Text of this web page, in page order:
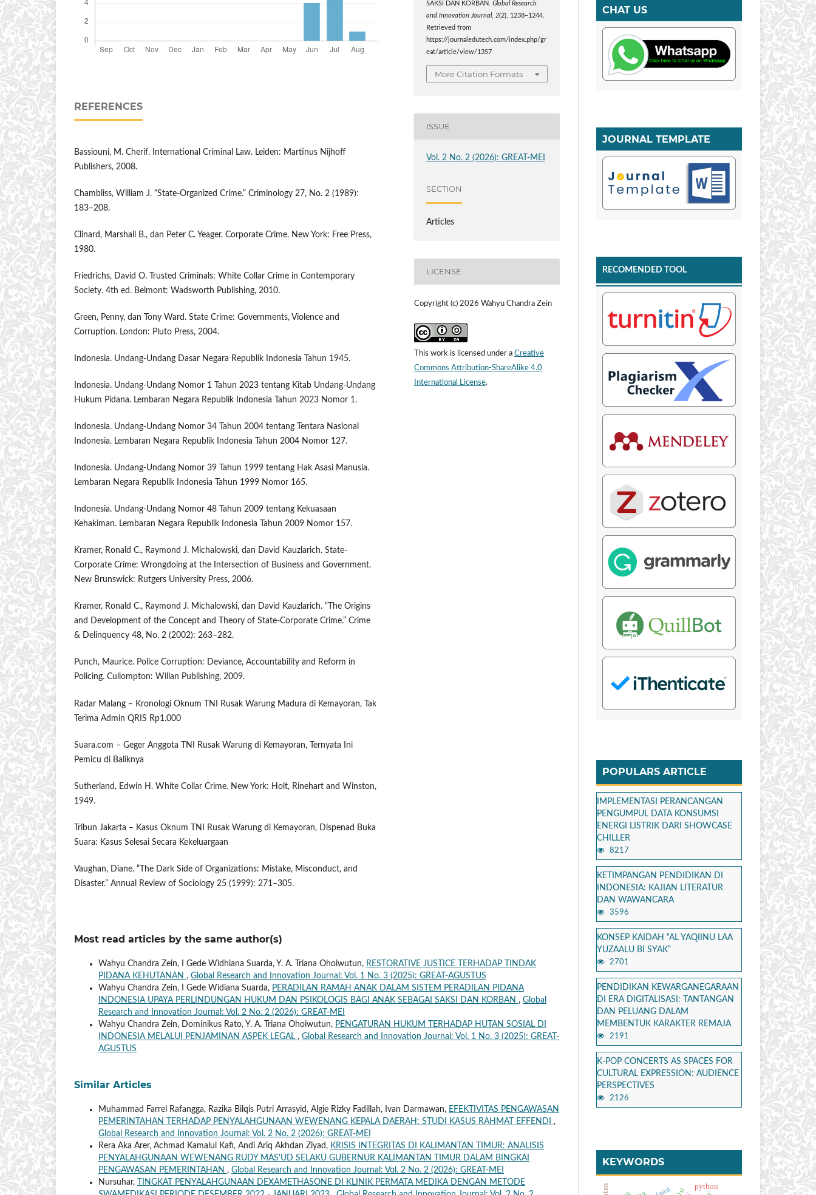
REFERENCES
Bassiouni, M. Cherif. International Criminal Law. Leiden: Martinus Nijhoff
Publishers, 2008.
Chambliss, William J. “State-Organized Crime.” Criminology 27, No. 2 (1989):
183–208.
Clinard, Marshall B., dan Peter C. Yeager. Corporate Crime. New York: Free Press,
1980.
Friedrichs, David O. Trusted Criminals: White Collar Crime in Contemporary
Society. 4th ed. Belmont: Wadsworth Publishing, 2010.
Green, Penny, dan Tony Ward. State Crime: Governments, Violence and
Corruption. London: Pluto Press, 2004.
Indonesia. Undang-Undang Dasar Negara Republik Indonesia Tahun 1945.
Indonesia. Undang-Undang Nomor 1 Tahun 2023 tentang Kitab Undang-Undang
Hukum Pidana. Lembaran Negara Republik Indonesia Tahun 2023 Nomor 1.
Indonesia. Undang-Undang Nomor 34 Tahun 2004 tentang Tentara Nasional
Indonesia. Lembaran Negara Republik Indonesia Tahun 2004 Nomor 127.
Indonesia. Undang-Undang Nomor 39 Tahun 1999 tentang Hak Asasi Manusia.
Lembaran Negara Republik Indonesia Tahun 1999 Nomor 165.
Indonesia. Undang-Undang Nomor 48 Tahun 2009 tentang Kekuasaan
Kehakiman. Lembaran Negara Republik Indonesia Tahun 2009 Nomor 157.
Kramer, Ronald C., Raymond J. Michalowski, dan David Kauzlarich. State-
Corporate Crime: Wrongdoing at the Intersection of Business and Government.
New Brunswick: Rutgers University Press, 2006.
Kramer, Ronald C., Raymond J. Michalowski, dan David Kauzlarich. “The Origins
and Development of the Concept and Theory of State-Corporate Crime.” Crime
& Delinquency 48, No. 2 (2002): 263–282.
Punch, Maurice. Police Corruption: Deviance, Accountability and Reform in
Policing. Cullompton: Willan Publishing, 2009.
Radar Malang – Kronologi Oknum TNI Rusak Warung Madura di Kemayoran, Tak
Terima Admin QRIS Rp1.000
Suara.com – Geger Anggota TNI Rusak Warung di Kemayoran, Ternyata Ini
Pemicu di Baliknya
Sutherland, Edwin H. White Collar Crime. New York: Holt, Rinehart and Winston,
1949.
Tribun Jakarta – Kasus Oknum TNI Rusak Warung di Kemayoran, Dispenad Buka
Suara: Kasus Selesai Secara Kekeluargaan
Vaughan, Diane. “The Dark Side of Organizations: Mistake, Misconduct, and
Disaster.” Annual Review of Sociology 25 (1999): 271–305.
SAKSI DAN KORBAN.Global Research
and Innovation Journal,2(2), 1238–1244.
Retrieved from
https://journaledutech.com/index.php/gr
eat/article/view/1357
More Citation Formats
ISSUE
Vol. 2 No. 2 (2026): GREAT-MEI
SECTION
Articles
LICENSE
Copyright (c) 2026 Wahyu Chandra Zein
This work is licensed under a Creative
Commons Attribution-ShareAlike 4.0
International License.
Most read articles by the same author(s)
Wahyu Chandra Zein, I Gede Widhiana Suarda, Y. A. Triana Ohoiwutun, RESTORATIVE JUSTICE TERHADAP TINDAK
PIDANA KEHUTANAN , Global Research and Innovation Journal: Vol. 1 No. 3 (2025): GREAT-AGUSTUS
Wahyu Chandra Zein, I Gede Widiana Suarda, PERADILAN RAMAH ANAK DALAM SISTEM PERADILAN PIDANA
INDONESIA UPAYA PERLINDUNGAN HUKUM DAN PSIKOLOGIS BAGI ANAK SEBAGAI SAKSI DAN KORBAN , Global
Research and Innovation Journal: Vol. 2 No. 2 (2026): GREAT-MEI
Wahyu Chandra Zein, Dominikus Rato, Y. A. Triana Ohoiwutun, PENGATURAN HUKUM TERHADAP HUTAN SOSIAL DI
INDONESIA MELALUI PENJAMINAN ASPEK LEGAL , Global Research and Innovation Journal: Vol. 1 No. 3 (2025): GREAT-
AGUSTUS
Similar Articles
Muhammad Farrel Rafangga, Razika Bilqis Putri Arrasyid, Algie Rizky Fadillah, Ivan Darmawan, EFEKTIVITAS PENGAWASAN
PEMERINTAHAN TERHADAP PENYALAHGUNAAN WEWENANG KEPALA DAERAH: STUDI KASUS RAHMAT EFFENDI ,
Global Research and Innovation Journal: Vol. 2 No. 2 (2026): GREAT-MEI
Rera Aka Arer, Achmad Kamalul Kafi, Andi Ariq Akhdan Ziyad, KRISIS INTEGRITAS DI KALIMANTAN TIMUR: ANALISIS
PENYALAHGUNAAN WEWENANG RUDY MAS'UD SELAKU GUBERNUR KALIMANTAN TIMUR DALAM BINGKAI
PENGAWASAN PEMERINTAHAN , Global Research and Innovation Journal: Vol. 2 No. 2 (2026): GREAT-MEI
Nursuhar,
TINGKAT PENYALAHGUNAAN DEXAMETHASONE DI KLINIK PERMATA MEDIKA DENGAN METODE
CHAT US
JOURNAL TEMPLATE
RECOMENDED TOOL
POPULARS ARTICLE
IMPLEMENTASI PERANCANGAN
PENGUMPUL DATA KONSUMSI
ENERGI LISTRIK DARI SHOWCASE
CHILLER
8217
KETIMPANGAN PENDIDIKAN DI
INDONESIA: KAJIAN LITERATUR
DAN WAWANCARA
3596
KONSEP KAIDAH “AL YAQIINU LAA
YUZAALU BI SYAK”
2701
PENDIDIKAN KEWARGANEGARAAN
DI ERA DIGITALISASI: TANTANGAN
DAN PELUANG DALAM
MEMBENTUK KARAKTER REMAJA
2191
K-POP CONCERTS AS SPACES FOR
CULTURAL EXPRESSION: AUDIENCE
PERSPECTIVES
2126
KEYWORDS
python